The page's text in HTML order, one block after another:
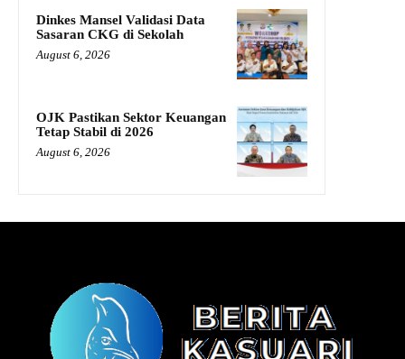
Dinkes Mansel Validasi Data
Sasaran CKG di Sekolah
August 6, 2026
OJK Pastikan Sektor Keuangan
Tetap Stabil di 2026
August 6, 2026